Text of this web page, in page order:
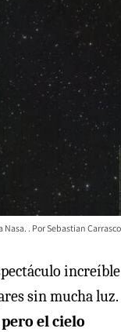
Nasa. Sebastian Carrasco
increíble
sin mucha luz.
el cielo